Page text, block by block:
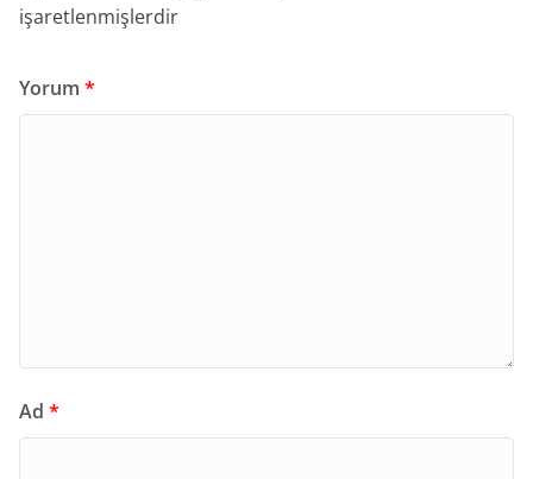
işaretlenmişlerdir
Yorum *
Ad *